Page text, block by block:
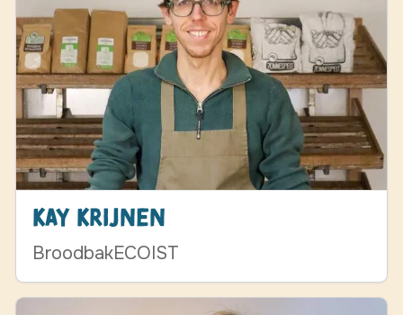
Kay Krijnen
BroodbakECOIST